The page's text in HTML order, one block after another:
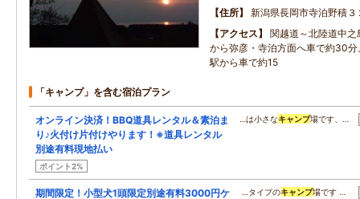
住所
新潟県長岡市寺泊野積３
アクセス
関越道～北陸道中
から弥彦・寺泊方面へ車で約30
駅から車で約15
「キャンプ」を含む宿泊プラン
オンライン決済！BBQ道具レンタル＆素泊ま
り♪火付け片付けやります！※道具レンタル
別途有料現地払い
ポイント2%
…は小さなキャンプ場です、…
期間限定！小型犬1頭限定別途有料3000円ケ
…タイプのキャンプ場です …